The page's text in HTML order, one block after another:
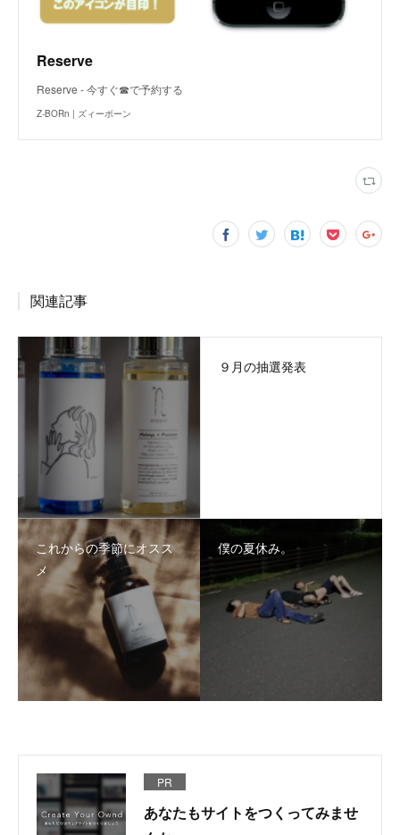
Reserve
Reserve - 今すぐ☎で予約する
Z-BORn | ズィーボーン
関連記事
９月の抽選発表
これからの季節にオスス
メ
僕の夏休み。
PR
あなたもサイトをつくってみませ